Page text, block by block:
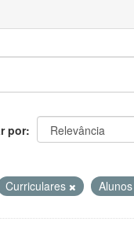
por
Curriculares Alunos